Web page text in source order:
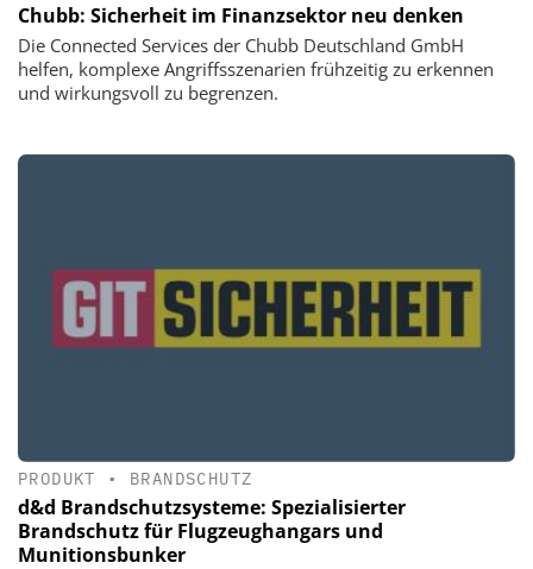
Chubb: Sicherheit im Finanzsektor neu denken
Die Connected Services der Chubb Deutschland GmbH
helfen, komplexe Angriffsszenarien frühzeitig zu erkennen
und wirkungsvoll zu begrenzen.
PRODUKT • BRANDSCHUTZ
d&d Brandschutzsysteme: Spezialisierter
Brandschutz für Flugzeughangars und
Munitionsbunker